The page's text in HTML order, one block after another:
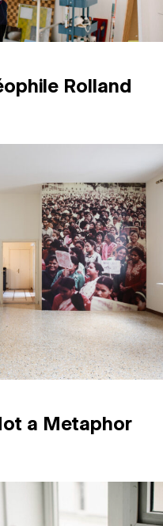
Rolland
a Metaphor